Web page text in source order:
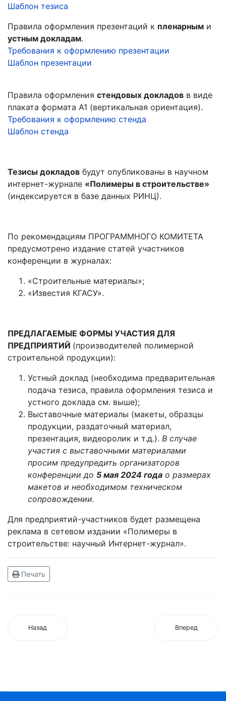
Шаблон тезиса
Правила оформления презентаций к пленарным и
устным докладам.
Требования к оформлению презентации
Шаблон презентации
Правила оформления стендовых докладов в виде
плаката формата А1 (вертикальная ориентация).
Требования к оформлению стенда
Шаблон стенда
Тезисы докладов будут опубликованы в научном
интернет-журнале «Полимеры в строительстве»
(индексируется в базе данных РИНЦ).
По рекомендациям ПРОГРАММНОГО КОМИТЕТА
предусмотрено издание статей участников
конференции в журналах:
«Строительные материалы»;
«Известия КГАСУ».
ПРЕДЛАГАЕМЫЕ ФОРМЫ УЧАСТИЯ ДЛЯ
ПРЕДПРИЯТИЙ (производителей полимерной
строительной продукции):
Устный доклад (необходима предварительная
подача тезиса, правила оформления тезиса и
устного доклада см. выше);
Выставочные материалы (макеты, образцы
продукции, раздаточный материал,
презентация, видеоролик и т.д.). В случае
участия с выставочными материалами
просим предупредить организаторов
конференции до 5 мая 2024 года о размерах
макетов и необходимом техническом
сопровождении.
Для предприятий-участников будет размещена
реклама в сетевом издании «Полимеры в
строительстве: научный Интернет-журнал».
Печать
Назад Вперед